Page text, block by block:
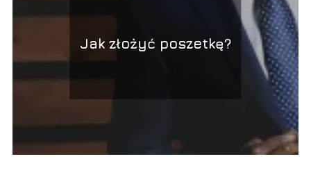
Jak złożyć poszetkę?